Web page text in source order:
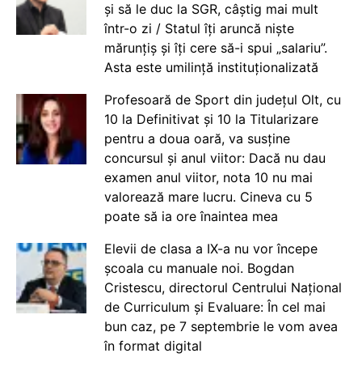
și să le duc la SGR, câștig mai mult
într-o zi / Statul îți aruncă niște
mărunțiș și îți cere să-i spui „salariu”.
Asta este umilință instituționalizată
Profesoară de Sport din județul Olt, cu
10 la Definitivat și 10 la Titularizare
pentru a doua oară, va susține
concursul și anul viitor: Dacă nu dau
examen anul viitor, nota 10 nu mai
valorează mare lucru. Cineva cu 5
poate să ia ore înaintea mea
Elevii de clasa a IX-a nu vor începe
școala cu manuale noi. Bogdan
Cristescu, directorul Centrului Național
de Curriculum și Evaluare: În cel mai
bun caz, pe 7 septembrie le vom avea
în format digital